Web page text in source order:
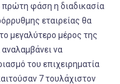
πρώτη φάση η διαδικασία
εταιρείας θα
μεγαλύτερο μέρος της
να
του επιχειρηματία
7 τουλάχιστον